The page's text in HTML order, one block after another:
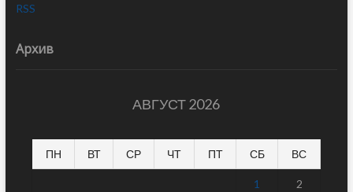
RSS
Архив
АВГУСТ 2026
ПН ВТ СР ЧТ ПТ СБ ВС
1 2